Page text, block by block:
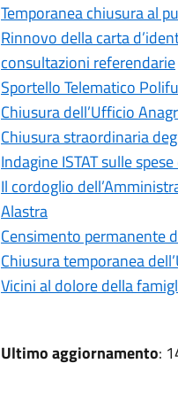
Temporanea chiusura al
Rinnovo della carta
consultazioni referendarie
Sportello Telematico
Chiusura dell’Ufficio
Chiusura straordinaria
Indagine ISTAT sulle
Il cordoglio
Alastra
Censimento permanente
Chiusura temporanea
Vicini al dolore della
Ultimo aggiornamento: